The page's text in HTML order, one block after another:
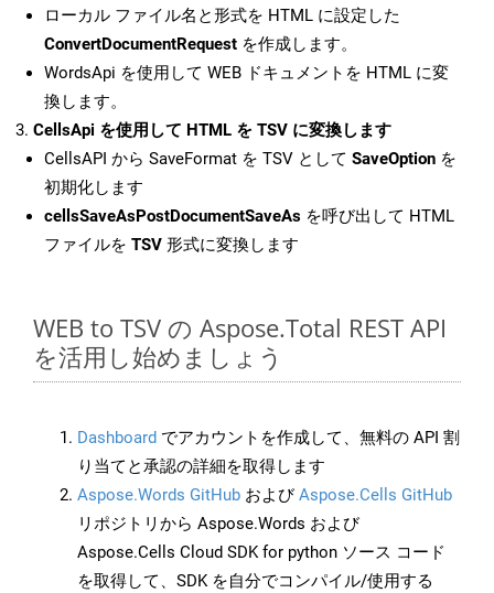
ローカル ファイル名と形式を HTML に設定した
ConvertDocumentRequest を作成します。
WordsApi を使用して WEB ドキュメントを HTML に変
換します。
CellsApi を使用して HTML を TSV に変換します
CellsAPI から SaveFormat を TSV として SaveOption を
初期化します
cellsSaveAsPostDocumentSaveAs を呼び出して HTML
ファイルを TSV 形式に変換します
WEB to TSV の Aspose.Total REST API
を活用し始めましょう
Dashboard でアカウントを作成して、無料の API 割
り当てと承認の詳細を取得します
Aspose.Words GitHub およびAspose.Cells GitHub
リポジトリから Aspose.Words および
Aspose.Cells Cloud SDK for python ソース コード
を取得して、SDK を自分でコンパイル/使用する